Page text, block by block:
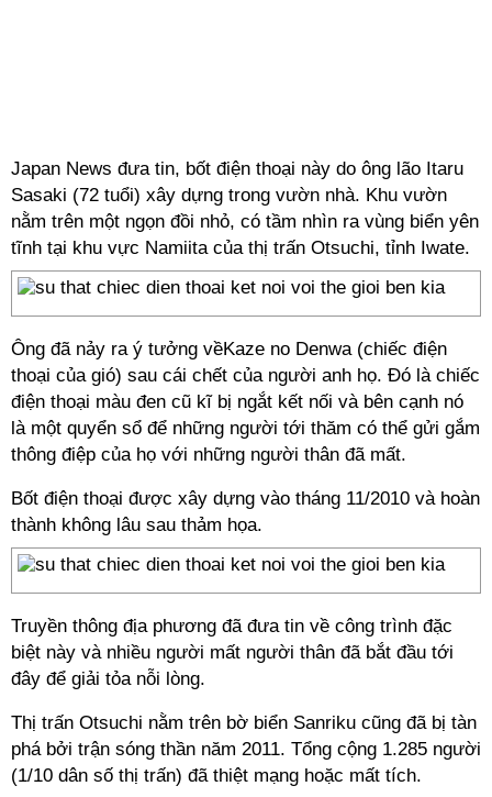
Japan News đưa tin, bốt điện thoại này do ông lão Itaru
Sasaki (72 tuổi) xây dựng trong vườn nhà. Khu vườn
nằm trên một ngọn đồi nhỏ, có tầm nhìn ra vùng biển yên
tĩnh tại khu vực Namiita của thị trấn Otsuchi, tỉnh Iwate.
Ông đã nảy ra ý tưởng vềKaze no Denwa (chiếc điện
thoại của gió) sau cái chết của người anh họ. Đó là chiếc
điện thoại màu đen cũ kĩ bị ngắt kết nối và bên cạnh nó
là một quyển sổ để những người tới thăm có thể gửi gắm
thông điệp của họ với những người thân đã mất.
Bốt điện thoại được xây dựng vào tháng 11/2010 và hoàn
thành không lâu sau thảm họa.
Truyền thông địa phương đã đưa tin về công trình đặc
biệt này và nhiều người mất người thân đã bắt đầu tới
đây để giải tỏa nỗi lòng.
Thị trấn Otsuchi nằm trên bờ biển Sanriku cũng đã bị tàn
phá bởi trận sóng thần năm 2011. Tổng cộng 1.285 người
(1/10 dân số thị trấn) đã thiệt mạng hoặc mất tích.